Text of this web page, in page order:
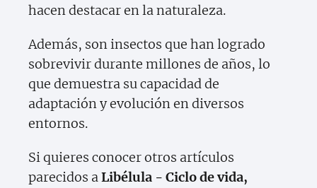
hacen destacar en la naturaleza.
Además, son insectos que han logrado
sobrevivir durante millones de años, lo
que demuestra su capacidad de
adaptación y evolución en diversos
entornos.
Si quieres conocer otros artículos
parecidos aLibélula - Ciclo de vida,